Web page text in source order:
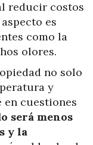
reducir costos
es
como la
olores.
no solo
y
cuestiones
será menos
y la